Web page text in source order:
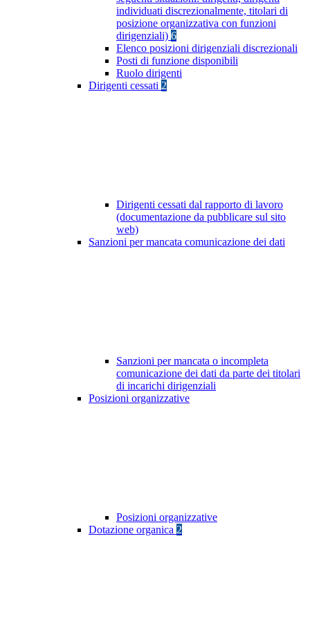
individuati discrezionalmente, titolari di
posizione organizzativa con funzioni
dirigenziali) 6
Elenco posizioni dirigenziali discrezionali
Posti di funzione disponibili
Ruolo dirigenti
Dirigenti cessati 2
Dirigenti cessati dal rapporto di lavoro
(documentazione da pubblicare sul sito
web)
Sanzioni per mancata comunicazione dei dati
Sanzioni per mancata o incompleta
comunicazione dei dati da parte dei titolari
di incarichi dirigenziali
Posizioni organizzative
Posizioni organizzative
Dotazione organica 2